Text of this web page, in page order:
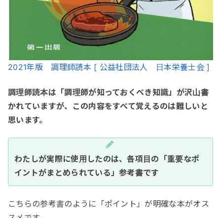
2021年版 調理師読本 [ 公益社団法人 日本栄養士会 ]
調理師読本は「調理師が知っておくべき知識」が沢山書
かれていますが、この内容をすべて覚えるのは難しいと
思います。
わたしが実際に使用したのは、各項目の「重要なポ
イントがまとめられている」参考書です
こちらの参考書のように「ポイント」が明確な本がオス